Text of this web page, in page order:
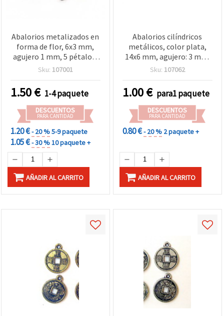
Abalorios metalizados en
forma de flor, 6x3 mm,
agujero 1 mm, 5 pétalos,
blanco - 50 g ~ 540 piezas
Sku: 107001
1.50€ 1-4 paquete
DESCUENTOS
PARA CANTIDAD
1.20 €- 20 %5-9 paquete
1.05 €- 30 %10 paquete +
AÑADIR AL CARRITO
Abalorios cilíndricos
metálicos, color plata,
14x6 mm, agujero: 3 mm,
50 g (aprox. 200 uds.)
Sku: 107062
1.00€ para1 paquete
DESCUENTOS
PARA CANTIDAD
0.80 €- 20 % 2 paquete +
AÑADIR AL CARRITO